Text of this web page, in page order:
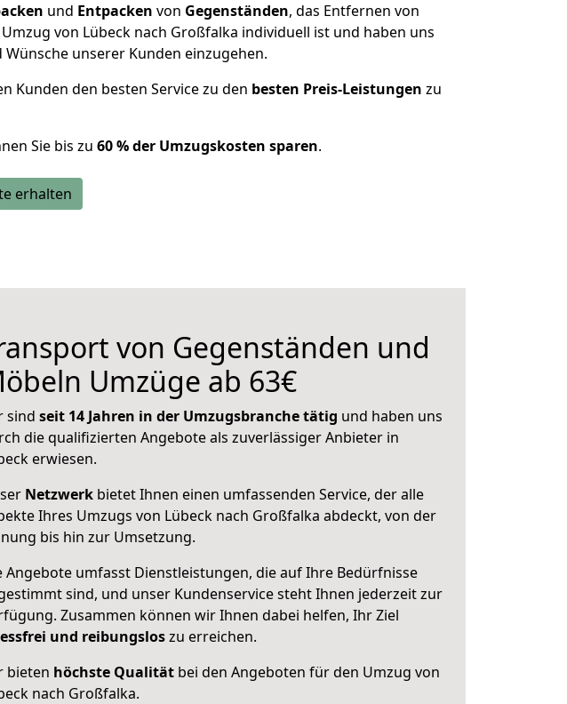
und Entpacken von Gegenständen, das Entfernen von
von Lübeck nach Großfalka individuell ist und haben uns
unserer Kunden einzugehen.
Kunden den besten Service zu den besten Preis-Leistungen zu
Sie bis zu 60 % der Umzugskosten sparen.
erhalten
von Gegenständen und
Umzüge ab 63€
sind seit 14 Jahren in der Umzugsbranche tätig und haben uns
die qualifizierten Angebote als zuverlässiger Anbieter in
erwiesen.
Netzwerk bietet Ihnen einen umfassenden Service, der alle
Ihres Umzugs von Lübeck nach Großfalka abdeckt, von der
bis hin zur Umsetzung.
Angebote umfasst Dienstleistungen, die auf Ihre Bedürfnisse
sind, und unser Kundenservice steht Ihnen jederzeit zur
Zusammen können wir Ihnen dabei helfen, Ihr Ziel
und reibungsloszu erreichen.
bieten höchste Qualität bei den Angeboten für den Umzug von
nach Großfalka.